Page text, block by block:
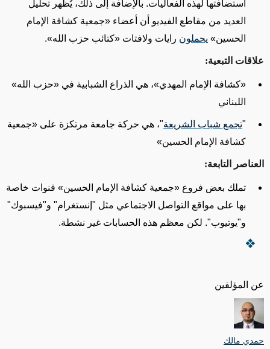
عن المؤلفين
حمدي مالك
استضافتها لهذه الفعاليات. بالإضافة إلى ذلك، يُظهر تحليل
العديد من مقاطع الفيديو أن أعضاء «جمعية كشافة الإمام
الحسين» يحملون رايات ولافتات «كتائب حزب الله»
.
علاقات التبعية:
«كشافة الإمام المهدي»، هي الذراع الشبابية في «حزب الله»
اللبناني
"تجمع شباب الشريعة"، هي حركة جامعة مرتكزة على «جمعية
كشافة الإمام الحسين»
العناصر التابعة:
تملك بعض فروع «جمعية كشافة الإمام الحسين» قنوات خاصة
بها على مواقع التواصل الاجتماعي مثل "إنستغرام" و"فيسبوك"
و"يوتيوب". لكن معظم هذه الحسابات غير نشطة.